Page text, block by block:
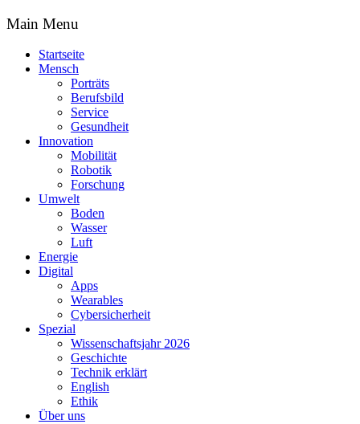
Main Menu
Startseite
Mensch
Porträts
Berufsbild
Service
Gesundheit
Innovation
Mobilität
Robotik
Forschung
Umwelt
Boden
Wasser
Luft
Energie
Digital
Apps
Wearables
Cybersicherheit
Spezial
Wissenschaftsjahr 2026
Geschichte
Technik erklärt
English
Ethik
Über uns